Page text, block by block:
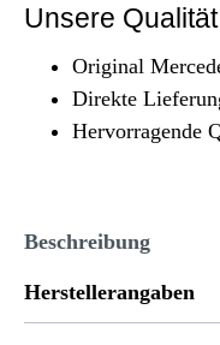
Unsere
Original
Direkte
Hervorragende
Beschreibung
Herstellerangaben